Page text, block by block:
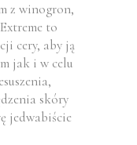
z winogron,
to
cery, aby ją
jak i w celu
skóry
jedwabiście